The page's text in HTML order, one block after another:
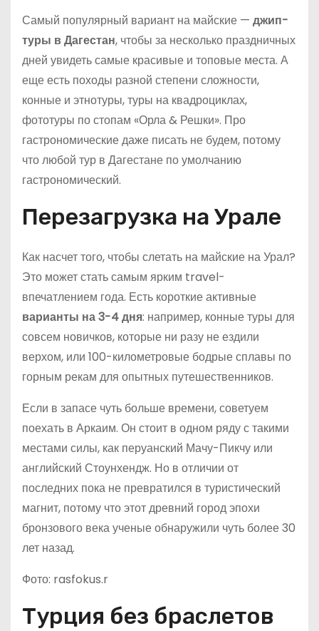
Самый популярный вариант на майские — джип-
туры в Дагестан, чтобы за несколько праздничных
дней увидеть самые красивые и топовые места. А
еще есть походы разной степени сложности,
конные и этнотуры, туры на квадроциклах,
фототуры по стопам «Орла & Решки». Про
гастрономические даже писать не будем, потому
что любой тур в Дагестане по умолчанию
гастрономический.
Перезагрузка на Урале
Как насчет того, чтобы слетать на майские на Урал?
Это может стать самым ярким travel-
впечатлением года. Есть короткие активные
варианты на 3-4 дня: например, конные туры для
совсем новичков, которые ни разу не ездили
верхом, или 100-километровые бодрые сплавы по
горным рекам для опытных путешественников.
Если в запасе чуть больше времени, советуем
поехать в Аркаим. Он стоит в одном ряду с такими
местами силы, как перуанский Мачу-Пикчу или
английский Стоунхендж. Но в отличии от
последних пока не превратился в туристический
магнит, потому что этот древний город эпохи
бронзового века ученые обнаружили чуть более 30
лет назад.
Фото: rasfokus.r
Турция без браслетов